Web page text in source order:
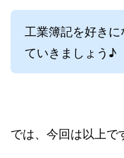
工業簿記を好き
ていきましょう♪
では、今回は以上で